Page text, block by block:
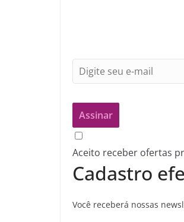
Aceito receber ofertas
Cadastro
Você receberá nossas